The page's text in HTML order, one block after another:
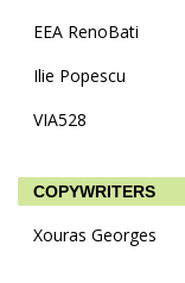
EEA RenoBati
Ilie Popescu
VIA528
COPYWRITERS
Xouras Georges